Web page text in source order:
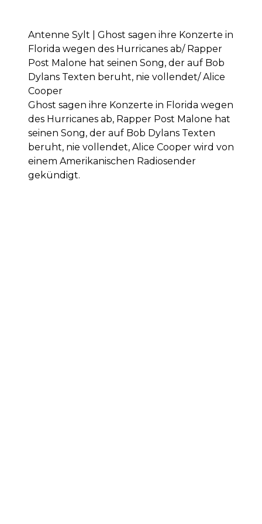
Antenne Sylt | Ghost sagen ihre Konzerte in
Florida wegen des Hurricanes ab/ Rapper
Post Malone hat seinen Song, der auf Bob
Dylans Texten beruht, nie vollendet/ Alice
Cooper
Ghost sagen ihre Konzerte in Florida wegen
des Hurricanes ab, Rapper Post Malone hat
seinen Song, der auf Bob Dylans Texten
beruht, nie vollendet, Alice Cooper wird von
einem Amerikanischen Radiosender
gekündigt.